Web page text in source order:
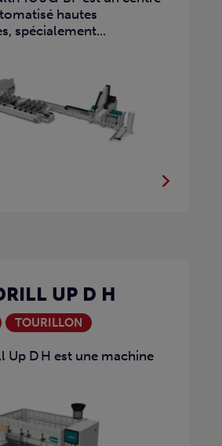
hautes
spécialement...
UP D H
TOURILLON
Up D H est une machine